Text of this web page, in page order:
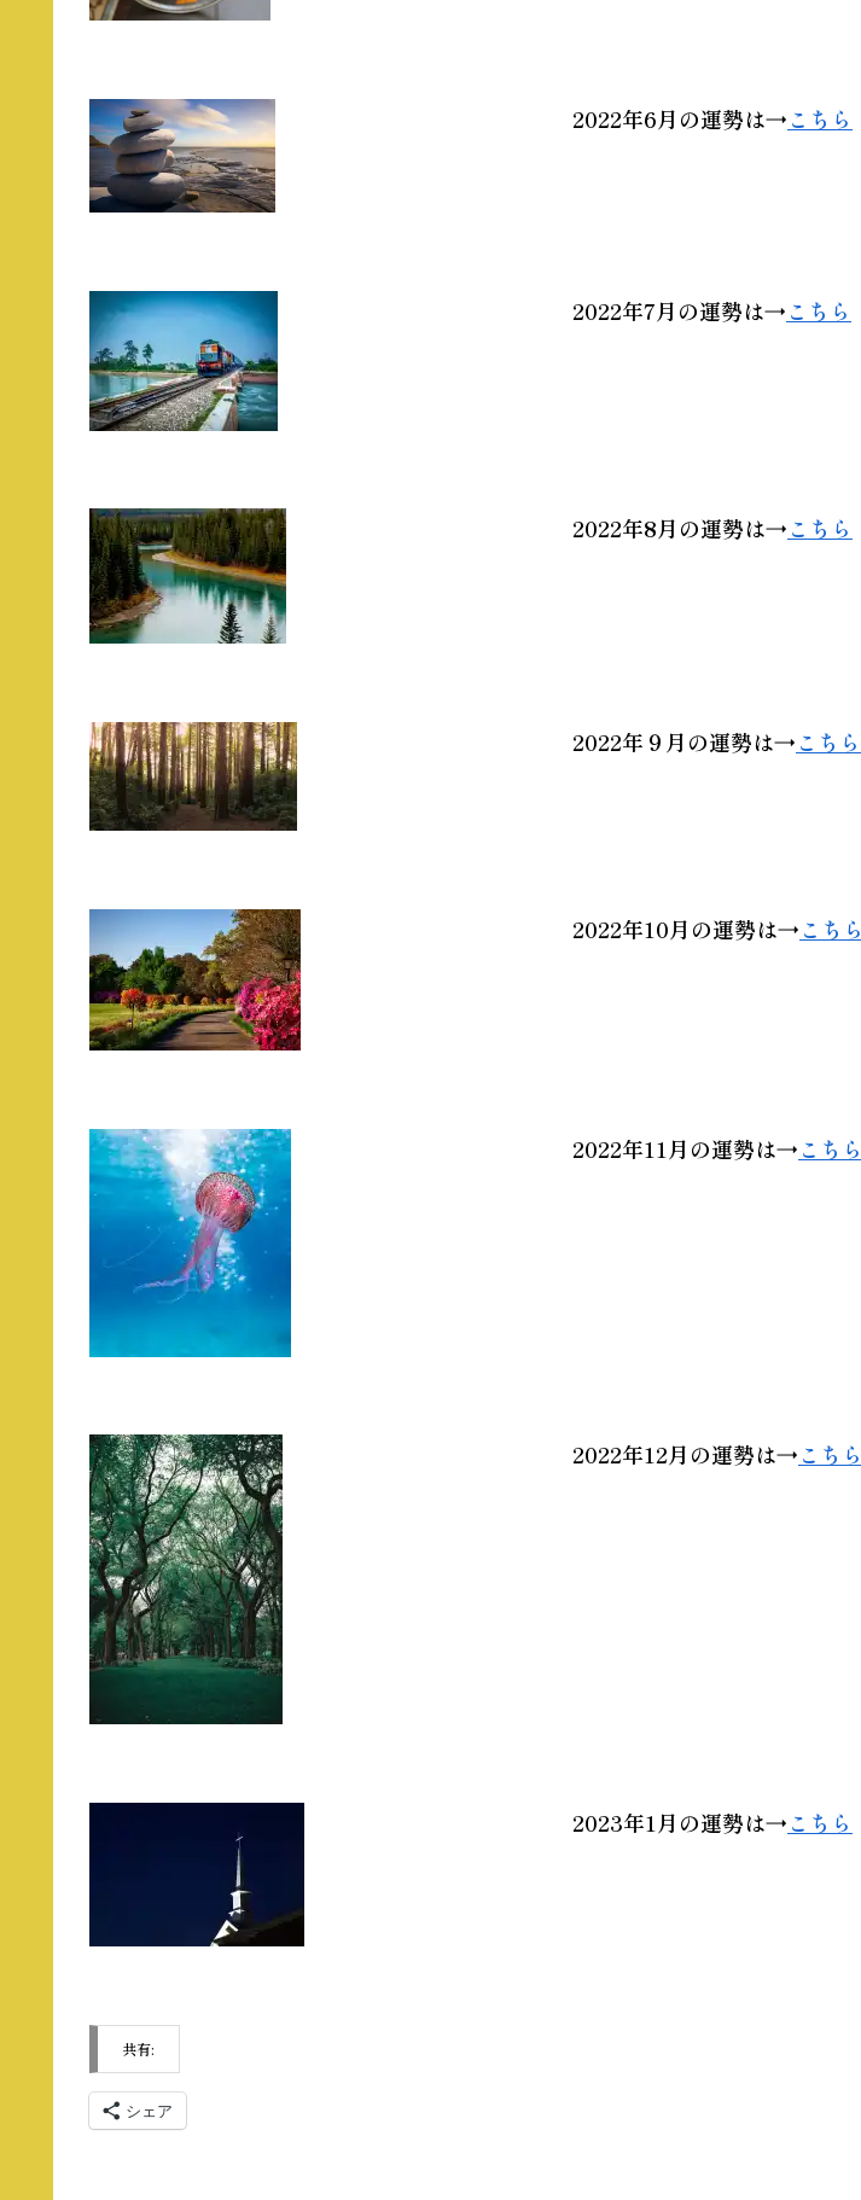
2022年6月の運勢は→こちら
2022年7月の運勢は→こちら
2022年8月の運勢は→こちら
2022年９月の運勢は→こちら
2022年10月の運勢は→こちら
2022年11月の運勢は→こちら
2022年12月の運勢は→こちら
2023年1月の運勢は→こちら
共有:
シェア